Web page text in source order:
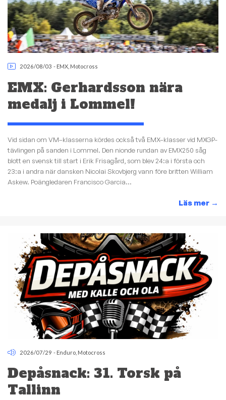
2026/08/03 - EMX Motocross
EMX: Gerhardsson nära
medalj i Lommel!
Vid sidan om VM–klasserna kördes också två EMX–klasser vid MXGP-
tävlingen på sanden i Lommel. Den nionde rundan av EMX250 såg
blott en svensk till start i Erik Frisagård, som blev 24:a i första och
23:a i andra när dansken Nicolai Skovbjerg vann före britten William
Askew. Poängledaren Francisco Garcia...
Läs mer →
2026/07/29 - Enduro Motocross
Depåsnack: 31. Torsk på
Tallinn